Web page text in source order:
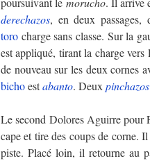
derechazos, en deux passages,
toro charge sans classe. Sur la
est appliqué, tirant la charge vers
de nouveau sur les deux cornes
bichoestabanto. Deux pinchazos
Le second Dolores Aguirre pour
cape et tire des coups de corne.
piste. Placé loin, il retourne au